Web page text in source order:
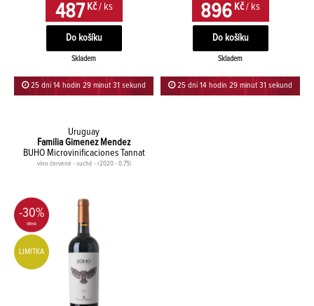
487Kč / ks
Skladem
25 dní 14 hodin 29 minut 31 sekund
896 Kč / ks
Skladem
25 dní 14 hodin 29 minut 31 sekund
Uruguay
Familia Gimenez Mendez
BUHO Microvinificaciones Tannat
víno červené - suché - r2020 - 0,75l
-30%
LIMITKA